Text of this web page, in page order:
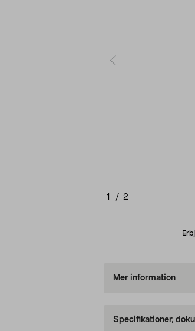
1 / 2
Mer information
Specifikationer,